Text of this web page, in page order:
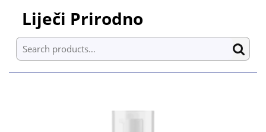
content
Skip
content
Liječi Prirodno
Search for: